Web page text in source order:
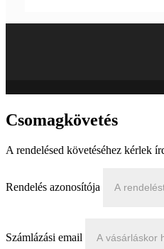
Csomagkövetés
A rendelésed követéséhez kérlek
Rendelés azonosítója
Számlázási email